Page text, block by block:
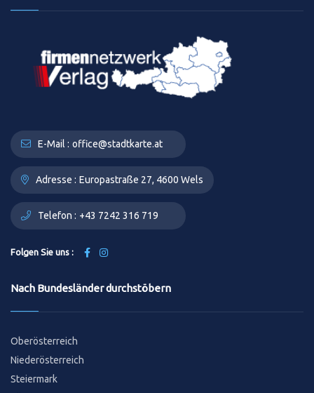
E-Mail : office@stadtkarte.at
Adresse : Europastraße 27, 4600 Wels
Telefon : +43 7242 316 719
Folgen Sie uns :
Nach Bundesländer durchstöbern
Oberösterreich
Niederösterreich
Steiermark